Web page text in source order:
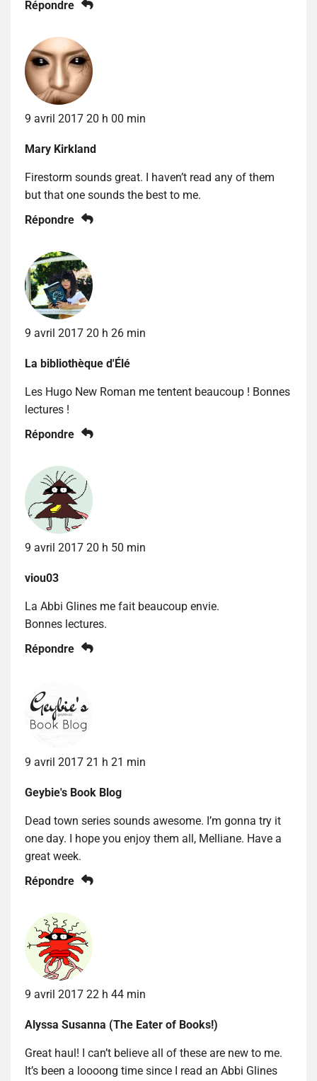
Répondre
9 avril 2017 20 h 00 min
Mary Kirkland
Firestorm sounds great. I haven’t read any of them
but that one sounds the best to me.
Répondre
9 avril 2017 20 h 26 min
La bibliothèque d'Élé
Les Hugo New Roman me tentent beaucoup ! Bonnes
lectures !
Répondre
9 avril 2017 20 h 50 min
viou03
La Abbi Glines me fait beaucoup envie.
Bonnes lectures.
Répondre
9 avril 2017 21 h 21 min
Geybie's Book Blog
Dead town series sounds awesome. I’m gonna try it
one day. I hope you enjoy them all, Melliane. Have a
great week.
Répondre
9 avril 2017 22 h 44 min
Alyssa Susanna (The Eater of Books!)
Great haul! I can’t believe all of these are new to me.
It’s been a loooong time since I read an Abbi Glines